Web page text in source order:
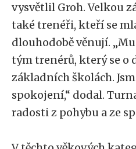
vysvětlil Groh. Velkou
také trenéři, kteří se
dlouhodobě věnují.
tým trenérů, který se o
základních školách.
spokojení,“ dodal.
radosti z pohybu a ze